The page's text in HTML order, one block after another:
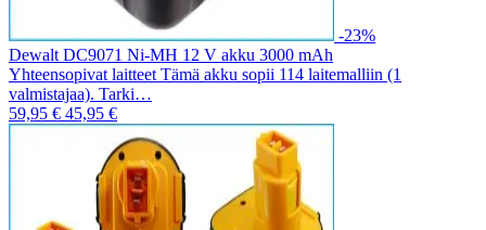
-23%
Dewalt DC9071 Ni-MH 12 V akku 3000 mAh
Yhteensopivat laitteet Tämä akku sopii 114 laitemalliin (1
valmistajaa). Tarki…
59,95 € 45,95 €